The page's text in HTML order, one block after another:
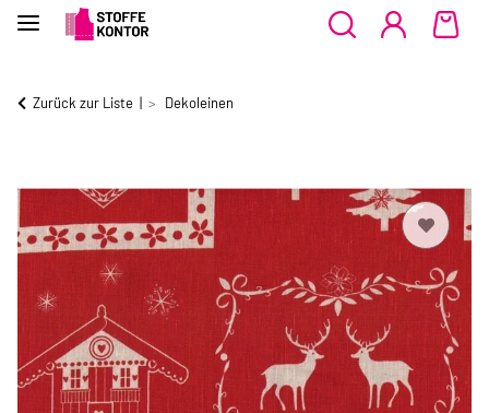
Zurück zur Liste Dekoleinen